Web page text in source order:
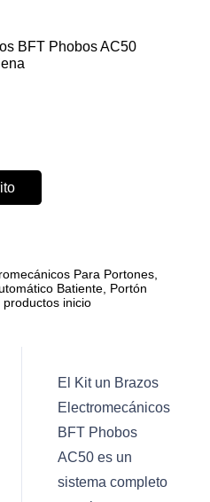
BFT Phobos AC50
Para Portones
Batiente Portón
productos inicio
El Kit un Brazos
Electromecánicos
BFT Phobos
AC50 es un
sistema completo